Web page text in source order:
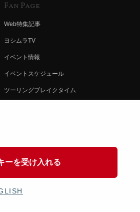
Fan Page
Web特集記事
ヨシムラTV
イベント情報
イベントスケジュール
ツーリングブレイクタイム
ーを受け入れる